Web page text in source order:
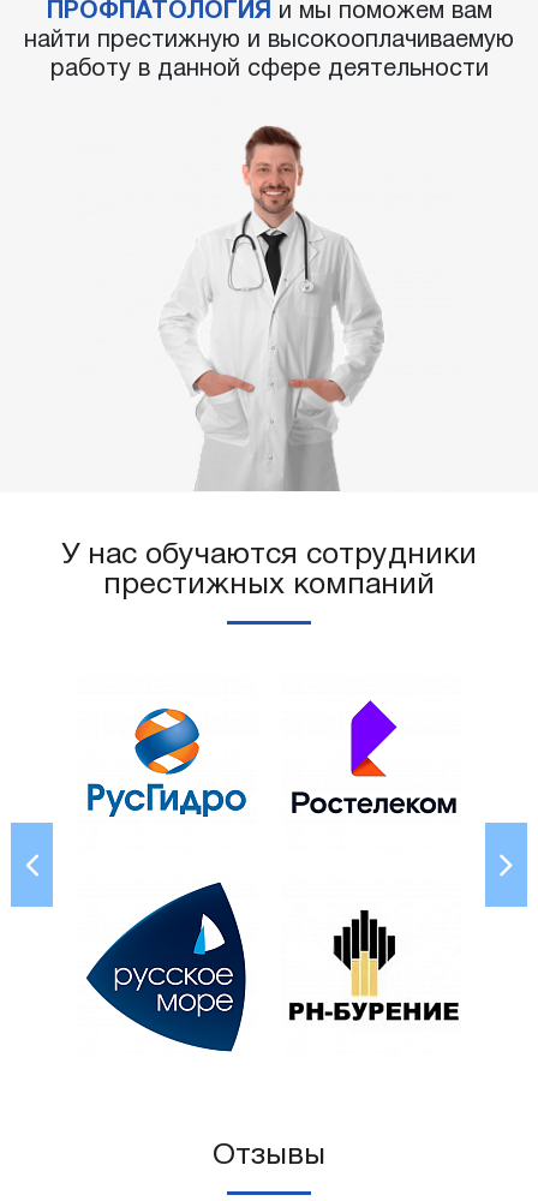
ПРОФПАТОЛОГИЯ
и мы поможем вам
найти престижную и высокооплачиваемую
работу в данной сфере деятельности
У нас обучаются сотрудники
престижных компаний
Отзывы